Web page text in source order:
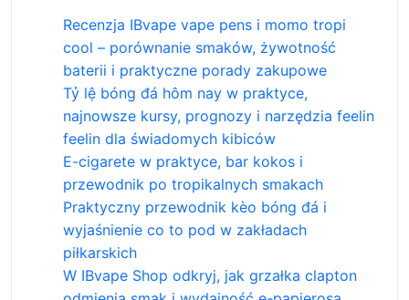
Recenzja IBvape vape pens i momo tropi
cool – porównanie smaków, żywotność
baterii i praktyczne porady zakupowe
Tỷ lệ bóng đá hôm nay w praktyce,
najnowsze kursy, prognozy i narzędzia feelin
feelin dla świadomych kibiców
E-cigarete w praktyce, bar kokos i
przewodnik po tropikalnych smakach
Praktyczny przewodnik kèo bóng đá i
wyjaśnienie co to pod w zakładach
piłkarskich
W IBvape Shop odkryj, jak grzałka clapton